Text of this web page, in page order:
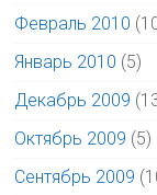
Февраль 2010
Январь 2010 (5)
Декабрь 2009
Октябрь 2009 (5)
Сентябрь 2009